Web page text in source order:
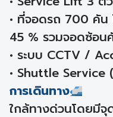
• ที่จอดรถ 700 คัน
45 % รวมจอดซ้อ
• ระบบ CCTV /
• Shuttle
การเดินทาง
ใกล้ทางด่วนโดยมี